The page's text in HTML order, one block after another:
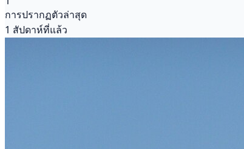
การปรากฏตัวล่าสุด
1 สัปดาห์ที่แล้ว